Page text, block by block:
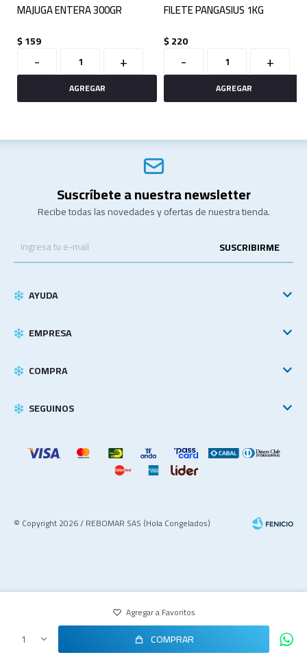
1 COMPRAR
MAJUGA ENTERA 300GR
$159
- +
FILETE PANGASIUS 1KG
$220
- +
Suscríbete a nuestra newsletter
Recibe todas las novedades y ofertas de nuestra tienda.
SUSCRIBIRME
AYUDA
EMPRESA
COMPRA
SEGUINOS
© Copyright 2026 / REBOMAR SAS (Hola Congelados)